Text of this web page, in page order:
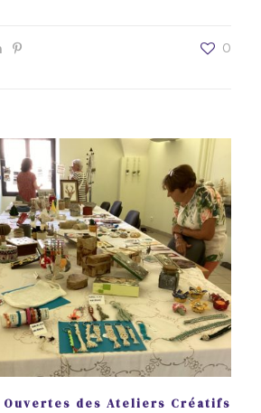
0
Ouvertes des Ateliers Créatifs